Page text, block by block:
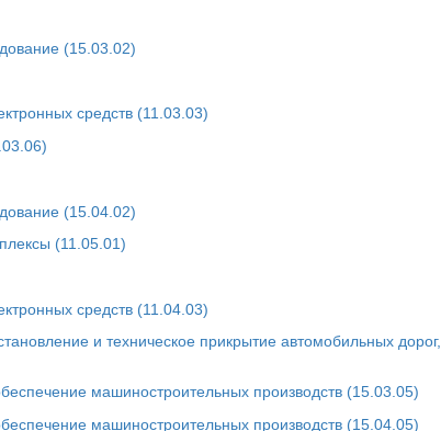
(15.03.02)
средств (11.03.03)
(15.04.02)
(11.05.01)
средств (11.04.03)
и техническое прикрытие автомобильных дорог,
машиностроительных производств (15.03.05)
машиностроительных производств (15.04.05)